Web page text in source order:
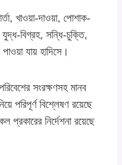
খাওয়া-দাওয়া, পোশাক-
যুদ্ধ-বিগ্রহ, সন্ধি-চুক্তি,
যায় হাদিসে।
সংরক্ষণসহ মানব
পরিপূর্ণ বিশ্লেষণ রয়েছে
প্রকারের নির্দেশনা রয়েছে